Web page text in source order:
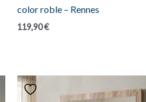
color roble – Rennes
119,90€